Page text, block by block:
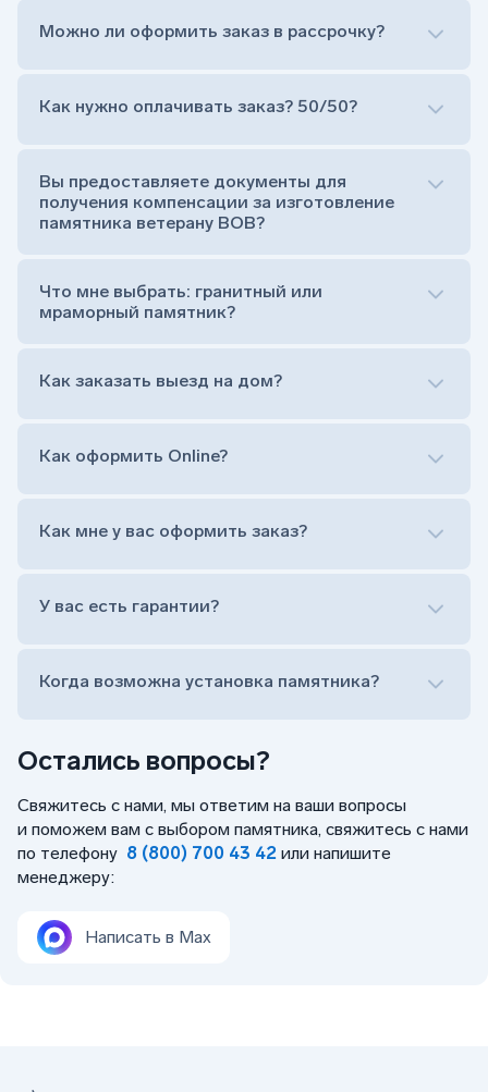
Остались вопросы?
Свяжитесь с нами, мы ответим на ваши вопросы
и поможем вам с выбором памятника, свяжитесь с нами
по телефону 8 (800) 700 43 42 или напишите
менеджеру:
Написать в Max
Сам комплект памятника:
Тумба (постамент, на который при помощи
штыря устанавливается стела)
Цветник (обрамление могилки, бывает, что
Обработка и сверловка комплекта
Расположение символа веры (крестик или
на символ веры или вовсе портрет не рисовать)
прописной)
Можно ли оформить заказ в рассрочку?
Как нужно оплачивать заказ? 50/50?
Вы предоставляете документы для
получения компенсации за изготовление
памятника ветерану ВОВ?
Что мне выбрать: гранитный или
мраморный памятник?
Как заказать выезд на дом?
Оформить заказ удаленно (online)
Заказать бесплатный выезд менеджера на дом
Как оформить Online?
Оформить заказ удаленно (online)
Заказать бесплатный выезд менеджера на дом
Как мне у вас оформить заказ?
У вас есть гарантии?
Когда возможна установка памятника?